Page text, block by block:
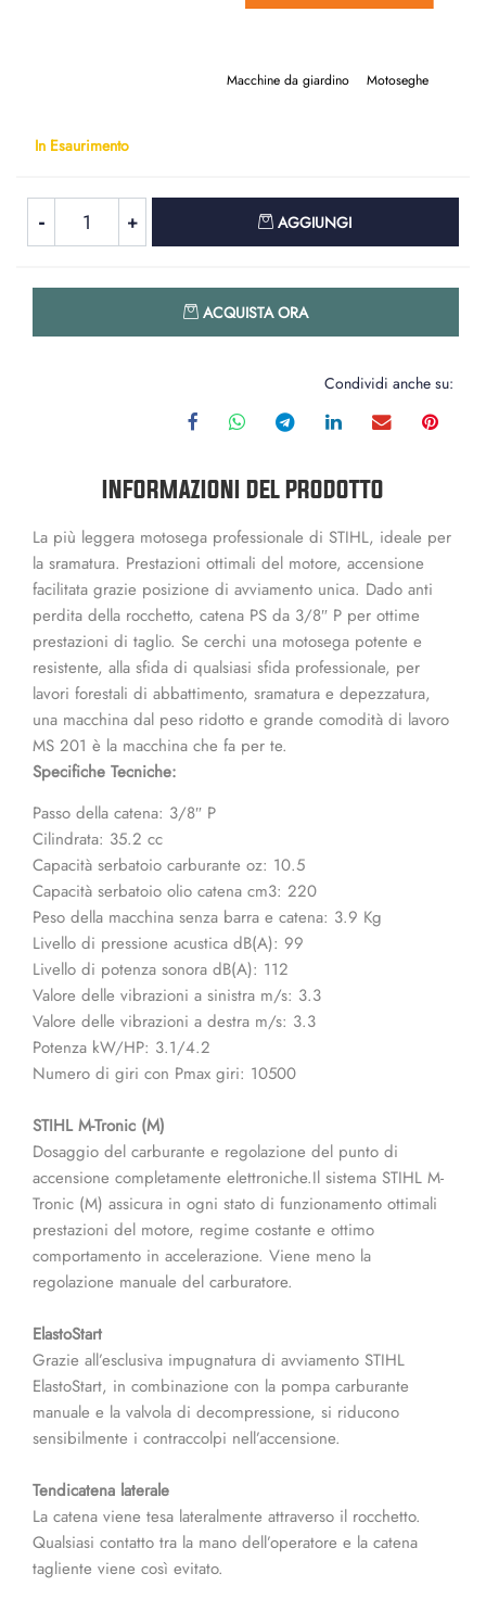
Macchine da giardino Motoseghe
In Esaurimento
AGGIUNGI
ACQUISTA ORA
Condividi anche su:
INFORMAZIONI DEL PRODOTTO
La più leggera motosega professionale di STIHL, ideale per
la sramatura. Prestazioni ottimali del motore, accensione
facilitata grazie posizione di avviamento unica. Dado anti
perdita della rocchetto, catena PS da 3/8″ P per ottime
prestazioni di taglio. Se cerchi una motosega potente e
resistente, alla sfida di qualsiasi sfida professionale, per
lavori forestali di abbattimento, sramatura e depezzatura,
una macchina dal peso ridotto e grande comodità di lavoro
MS 201 è la macchina che fa per te.
Specifiche Tecniche:
Passo della catena: 3/8″ P
Cilindrata: 35.2 cc
Capacità serbatoio carburante oz: 10.5
Capacità serbatoio olio catena cm3: 220
Peso della macchina senza barra e catena: 3.9 Kg
Livello di pressione acustica dB(A): 99
Livello di potenza sonora dB(A): 112
Valore delle vibrazioni a sinistra m/s: 3.3
Valore delle vibrazioni a destra m/s: 3.3
Potenza kW/HP: 3.1/4.2
Numero di giri con Pmax giri: 10500
STIHL M-Tronic (M)
Dosaggio del carburante e regolazione del punto di
accensione completamente elettroniche.Il sistema STIHL M-
Tronic (M) assicura in ogni stato di funzionamento ottimali
prestazioni del motore, regime costante e ottimo
comportamento in accelerazione. Viene meno la
regolazione manuale del carburatore.
ElastoStart
Grazie all’esclusiva impugnatura di avviamento STIHL
ElastoStart, in combinazione con la pompa carburante
manuale e la valvola di decompressione, si riducono
sensibilmente i contraccolpi nell’accensione.
Tendicatena laterale
La catena viene tesa lateralmente attraverso il rocchetto.
Qualsiasi contatto tra la mano dell’operatore e la catena
tagliente viene così evitato.